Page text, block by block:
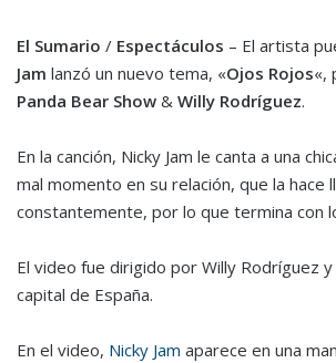
El Sumario / Espectáculos – El artista
Jam lanzó un nuevo tema, «Ojos Rojos«,
Panda Bear Show & Willy Rodríguez.
En la canción, Nicky Jam le canta a una
mal momento en su relación, que la hace
constantemente, por lo que termina con
El video fue dirigido por Willy Rodríguez
capital de España.
En el video, Nicky Jam aparece en una